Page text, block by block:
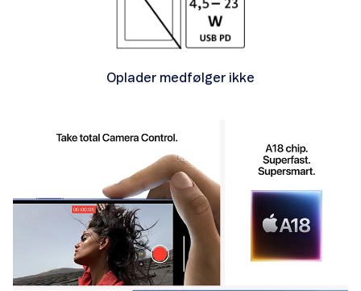
Oplader medfølger ikke